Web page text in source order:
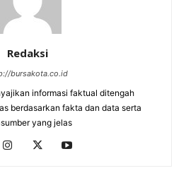
Redaksi
bursakota.co.id
informasi faktual ditengah
berdasarkan fakta dan data serta
yang jelas